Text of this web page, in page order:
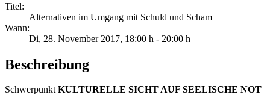
Titel:
Alternativen im Umgang mit Schuld und Scham
Wann:
Di, 28. November 2017, 18:00 h - 20:00 h
Beschreibung
SchwerpunktKULTURELLE SICHT AUF SEELISCHE NOT